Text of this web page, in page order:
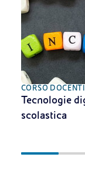
CORSO
Tecnologie
scolastica